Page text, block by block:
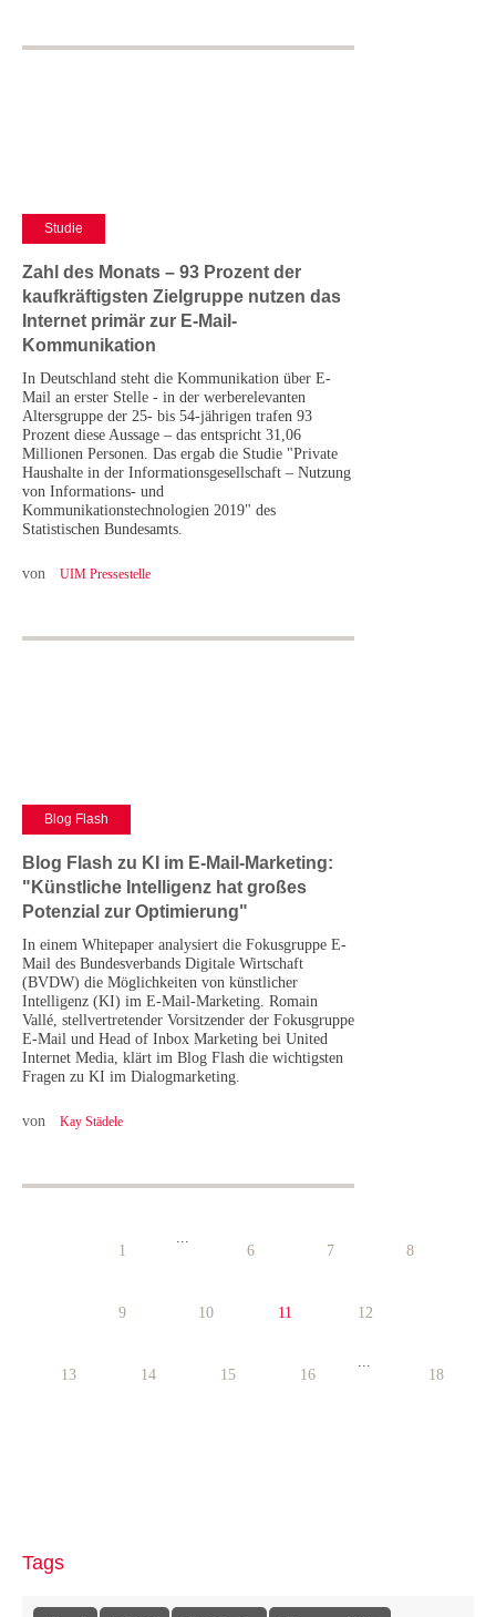
Studie
Zahl des Monats – 93 Prozent der
kaufkräftigsten Zielgruppe nutzen das
Internet primär zur E-Mail-
Kommunikation
In Deutschland steht die Kommunikation über E-
Mail an erster Stelle - in der werberelevanten
Altersgruppe der 25- bis 54-jährigen trafen 93
Prozent diese Aussage – das entspricht 31,06
Millionen Personen. Das ergab die Studie "Private
Haushalte in der Informationsgesellschaft – Nutzung
von Informations- und
Kommunikationstechnologien 2019" des
Statistischen Bundesamts.
von UIM Pressestelle
Blog Flash
Blog Flash zu KI im E-Mail-Marketing:
"Künstliche Intelligenz hat großes
Potenzial zur Optimierung"
In einem Whitepaper analysiert die Fokusgruppe E-
Mail des Bundesverbands Digitale Wirtschaft
(BVDW) die Möglichkeiten von künstlicher
Intelligenz (KI) im E-Mail-Marketing. Romain
Vallé, stellvertretender Vorsitzender der Fokusgruppe
E-Mail und Head of Inbox Marketing bei United
Internet Media, klärt im Blog Flash die wichtigsten
Fragen zu KI im Dialogmarketing.
von Kay Städele
1
...
6
7 8
9 10 11 12
13 14 15 16
...
18
Tags